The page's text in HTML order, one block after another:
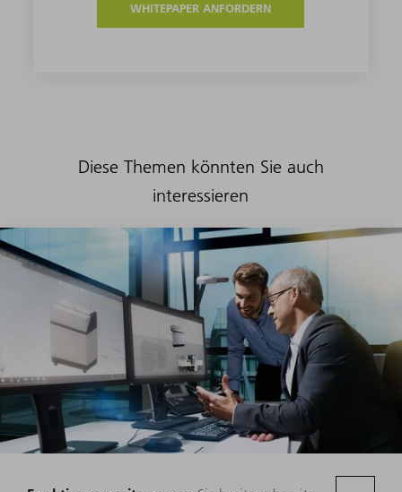
WHITEPAPER ANFORDERN
Diese Themen könnten Sie auch
interessieren